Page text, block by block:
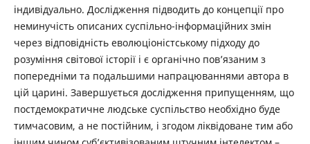
індивідуально. ­Дослідження підводить до концепції про
неминучість описаних суспільно-інформаційних змін
через відповідність еволюціоністському підходу до
розуміння світової історії і є органічно пов’язаним з
попередніми та подальшими напрацюваннями автора в
цій царині. Завершується дослідження припущенням, що
постдемократичне людське суспільство необхідно буде
тимчасовим, а не постійним, і згодом ліквідоване тим або